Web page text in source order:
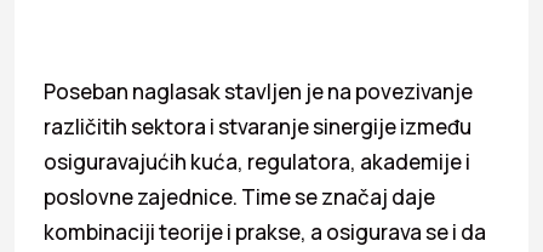
Poseban naglasak stavljen je na povezivanje
različitih sektora i stvaranje sinergije između
osiguravajućih kuća, regulatora, akademije i
poslovne zajednice. Time se značaj daje
kombinaciji teorije i prakse, a osigurava se i da